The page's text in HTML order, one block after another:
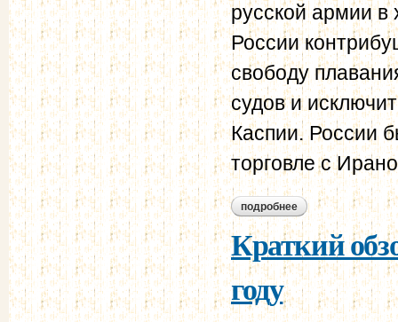
русской армии
России
свободу
судов и
Каспии. России
торговле с
подробнее о
Краткий
году